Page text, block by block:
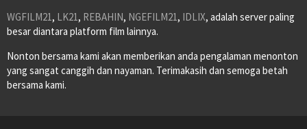
WGFILM21, LK21, REBAHIN, NGEFILM21, IDLIX, adalah server paling
besar diantara platform film lainnya.
Nonton bersama kami akan memberikan anda pengalaman menonton
yang sangat canggih dan nayaman. Terimakasih dan semoga betah
bersama kami.